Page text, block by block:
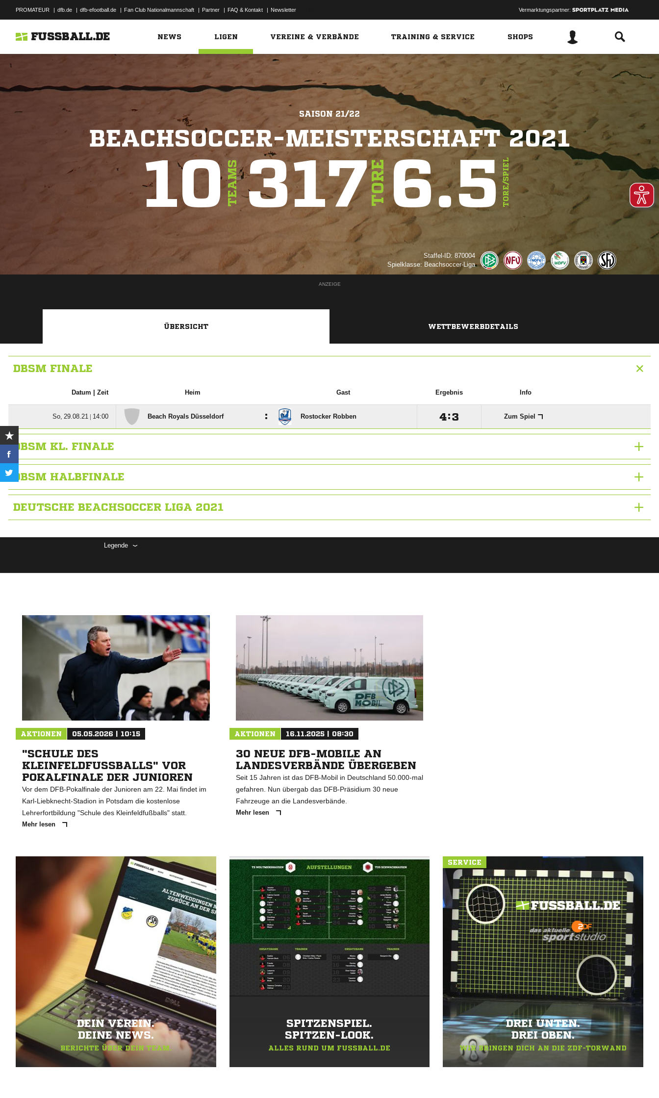
PROMATEUR | dfb.de | dfb-efootball.de | Fan Club Nationalmannschaft | Partner | FAQ & Kontakt | Newsletter Vermarktungspartner:
FUSSBALL.DE NEWS LIGEN VEREINE & VERBÄNDE TRAINING & SERVICE SHOPS
SAISON 21/22
BEACHSOCCER-MEISTERSCHAFT 2021
10TEAMS317TORE6.5TORE/SPIEL
Staffel-ID: 870004
Spielklasse: Beachsoccer-Liga
ANZEIGE
ÜBERSICHT WETTBEWERBDETAILS
DBSM FINALE
Datum | Zeit Heim Gast Ergebnis Info
  |  Beach Royals Düsseldorf : Rostocker Robben : Zum Spiel
DBSM KL. FINALE
DBSM HALBFINALE
DEUTSCHE BEACHSOCCER LIGA 2021
Legende
AKTIONEN 05.05.2026 | 10:15
"SCHULE DES
KLEINFELDFUSSBALLS" VOR P
OKALFINALE DER JUNIOREN
Vor dem DFB-Pokalfinale der Junioren am 22. Mai findet im
Karl-Liebknecht-Stadion in Potsdam die kostenlose
Lehrerfortbildung "Schule des Kleinfeldfußballs" statt.
Mehr lesen
AKTIONEN 16.11.2025 | 08:30
30 NEUE DFB-MOBILE AN
LANDESVERBÄNDE ÜBERGEBEN
Seit 15 Jahren ist das DFB-Mobil in Deutschland 50.000-mal
gefahren. Nun übergab das DFB-Präsidium 30 neue
Fahrzeuge an die Landesverbände.
Mehr lesen
DEIN VEREIN.
DEINE NEWS.
BERICHTE ÜBER DEIN TEAM.
SPITZENSPIEL.
SPITZEN-LOOK.
ALLES RUND UM FUSSBALL.DE
SERVICE
DREI UNTEN.
DREI OBEN.
WIR BRINGEN DICH AN DIE ZDF-TORWAND